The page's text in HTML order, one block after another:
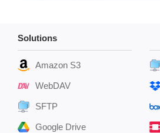
Solutions
Amazon S3
WebDAV
SFTP
Google Drive